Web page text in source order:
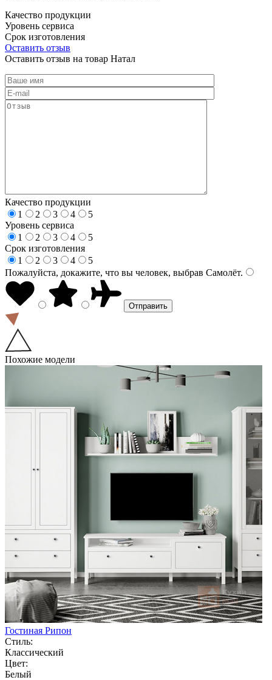
Качество продукции
Уровень сервиса
Срок изготовления
Оставить отзыв
Оставить отзыв на товар Натал
Качество продукции
1
2 3 4
5
Уровень сервиса
1
2 3 4
5
Срок изготовления
1
2 3 4
5
Пожалуйста, докажите, что вы человек, выбрав Самолёт.
Похожие модели
Гостиная Рипон
Стиль:
Классический
Цвет:
Белый